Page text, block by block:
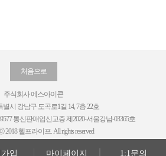
입 마이페이지 1:1문의
처음으로
주식회사 에스아이콘
별시 강남구 도곡로1길 14, 7층 22호
통신판매업신고증 제2020-서울강남-03365호
2018 헬프라이프. All rights reserved